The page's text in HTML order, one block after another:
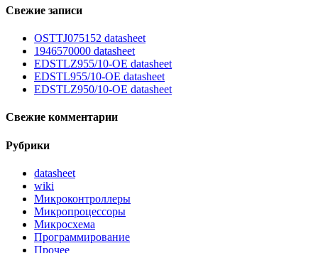
Свежие записи
OSTTJ075152 datasheet
1946570000 datasheet
EDSTLZ955/10-OE datasheet
EDSTL955/10-OE datasheet
EDSTLZ950/10-OE datasheet
Свежие комментарии
Рубрики
datasheet
wiki
Микроконтроллеры
Микропроцессоры
Микросхема
Программирование
Прочее